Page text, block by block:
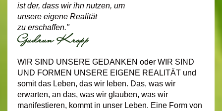
ist der, dass wir ihn nutzen, um
unsere eigene Realität
zu erschaffen."
WIR SIND UNSERE GEDANKEN oder WIR SIND
UND FORMEN UNSERE EIGENE REALITÄT und
somit das Leben, das wir leben. Das, was wir
erwarten, an das, was wir glauben, was wir
manifestieren, kommt in unser Leben. Eine Form von